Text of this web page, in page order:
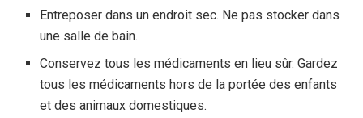
Entreposer dans un endroit sec. Ne pas stocker dans
une salle de bain.
Conservez tous les médicaments en lieu sûr. Gardez
tous les médicaments hors de la portée des enfants
et des animaux domestiques.